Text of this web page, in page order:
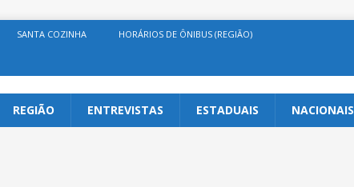
SANTA COZINHA HORÁRIOS DE ÔNIBUS (REGIÃO)
REGIÃO ENTREVISTAS ESTADUAIS NACIONAIS